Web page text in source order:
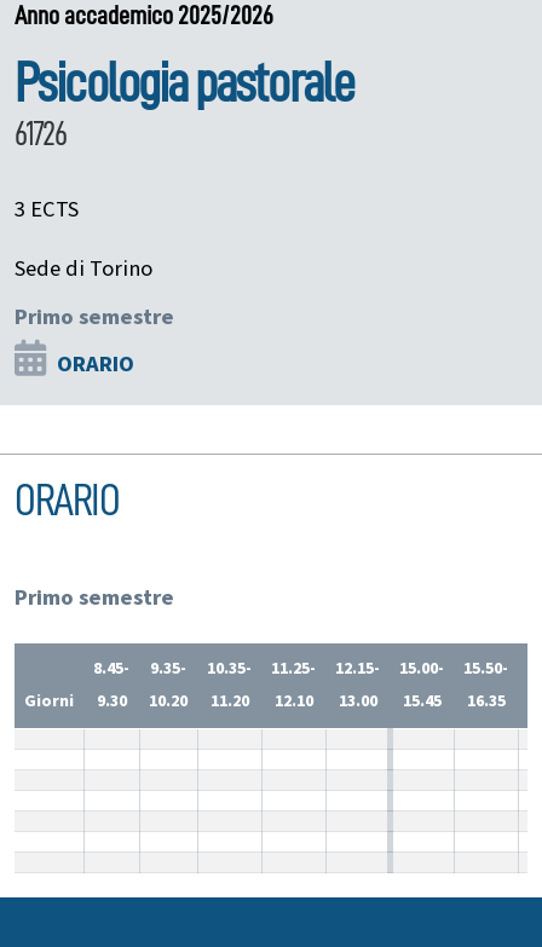
Anno accademico 2025/2026
Psicologia pastorale
61726
3 ECTS
Sede di Torino
Primo semestre
ORARIO
ORARIO
Primo semestre
Giorni
8.45-
9.30
9.35-
10.20
10.35-
11.20
11.25-
12.10
12.15-
13.00
15.00-
15.45
15.50-
16.35